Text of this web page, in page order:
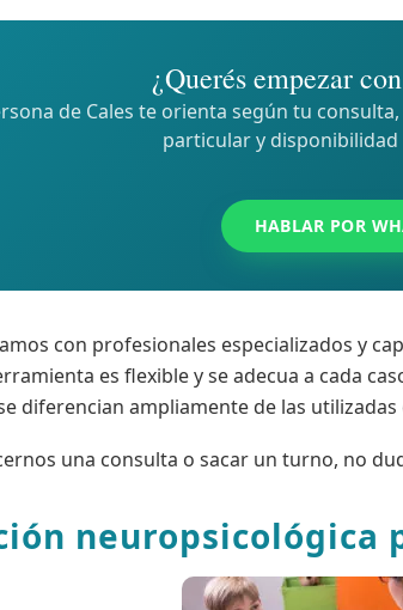
¿Querés empezar
de Cales te orienta según tu
particular y
HABLAR POR
con profesionales especializados y
es flexible y se adecua a cada
diferencian ampliamente de las utilizadas
una consulta o sacar un turno, no
neuropsicológica